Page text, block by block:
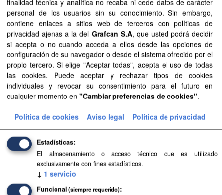
Aprobación Definitiva...
Aprobación Definitiva...
Aprobación Definitiva...
Aprobación Definitiva...
Aprobación Definitiva...
Aprobación Definitiva...
Aprobación Definitiva...
Aprobación Definitiva...
Aprobación Definitiva...
finalidad técnica y analítica no recaba ni cede datos de carácter
personal de los usuarios sin su conocimiento. Sin embargo,
contiene enlaces a sitios web de terceros con políticas de
privacidad ajenas a la del Grafcan S.A, que usted podrá decidir
si acepta o no cuando acceda a ellos desde las opciones de
configuración de su navegador o desde el sistema ofrecido por el
propio tercero. Si elige "Aceptar todas", acepta el uso de todas
las cookies. Puede aceptar y rechazar tipos de cookies
individuales y revocar su consentimiento para el futuro en
cualquier momento en "Cambiar preferencias de cookies".
Política de cookies Aviso legal Política de privacidad
Estadísticas
El almacenamiento o acceso técnico que es utilizado
exclusivamente con fines estadísticos.
↓ 1 servicio
Funcional (siempre requerido)